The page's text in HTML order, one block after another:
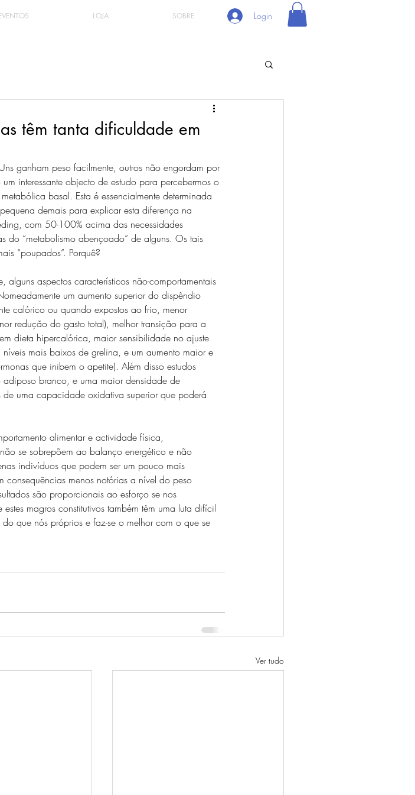
LOJA SOBRE Login
têm tanta dificuldade em
ganham peso facilmente, outros não engordam por
interessante objecto de estudo para percebermos o
basal. Esta é essencialmente determinada
demais para explicar esta diferença na
com 50-100% acima das necessidades
do “metabolismo abençoado” de alguns. Os tais
“poupados”. Porquê?
aspectos característicos não-comportamentais
um aumento superior do dispêndio
calórico ou quando expostos ao frio, menor
redução do gasto total), melhor transição para a
dieta hipercalórica, maior sensibilidade no ajuste
mais baixos de grelina, e um aumento maior e
que inibem o apetite). Além disso estudos
adiposo branco, e uma maior densidade de
uma capacidade oxidativa superior que poderá
alimentar e actividade física,
se sobrepõem ao balanço energético e não
indivíduos que podem ser um pouco mais
consequências menos notórias a nível do peso
são proporcionais ao esforço se nos
magros constitutivos também têm uma luta difícil
que nós próprios e faz-se o melhor com o que se
Ver tudo